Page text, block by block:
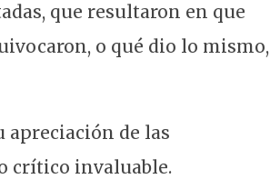
que resultaron en que
o qué dio lo mismo,
de las
crítico invaluable.